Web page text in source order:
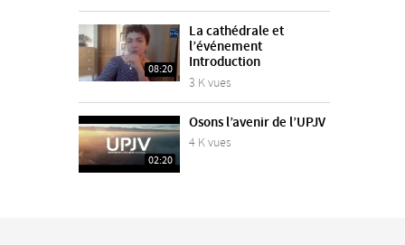
08:20
La cathédrale et
l’événement
Introduction
3 K vues
02:20
Osons l’avenir de l’UPJV
4 K vues